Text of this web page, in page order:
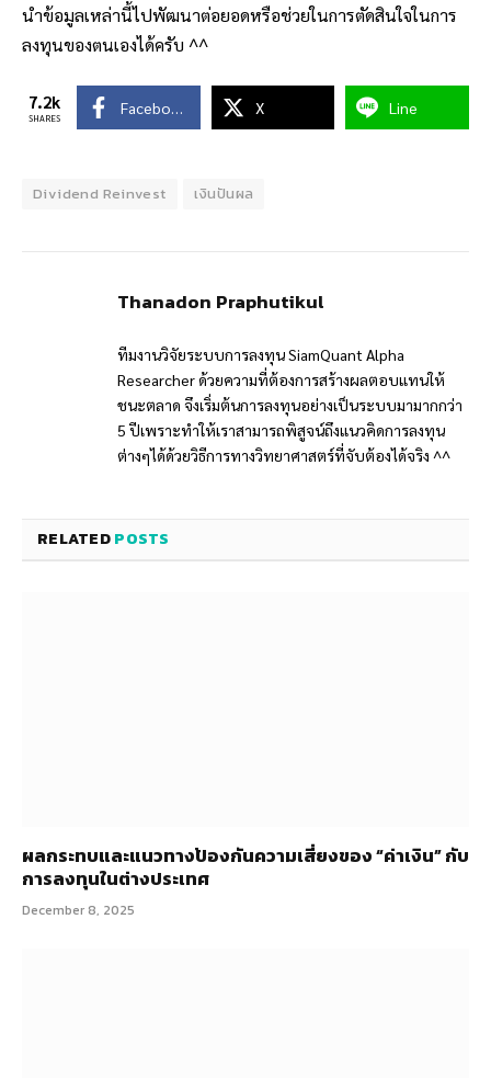
นำข้อมูลเหล่านี้ไปพัฒนาต่อยอดหรือช่วยในการตัดสินใจในการ
ลงทุนของตนเองได้ครับ ^^
7.2k
SHARES
Facebook X Line
Dividend Reinvest เงินปันผล
Thanadon Praphutikul
ทีมงานวิจัยระบบการลงทุน SiamQuant Alpha
Researcher ด้วยความที่ต้องการสร้างผลตอบแทนให้
ชนะตลาด จึงเริ่มต้นการลงทุนอย่างเป็นระบบมามากกว่า
5 ปีเพราะทำให้เราสามารถพิสูจน์ถึงแนวคิดการลงทุน
ต่างๆได้ด้วยวิธีการทางวิทยาศาสตร์ที่จับต้องได้จริง ^^
RELATEDPOSTS
ผลกระทบและแนวทางป้องกันความเสี่ยงของ “ค่าเงิน” กับ
การลงทุนในต่างประเทศ
December 8, 2025